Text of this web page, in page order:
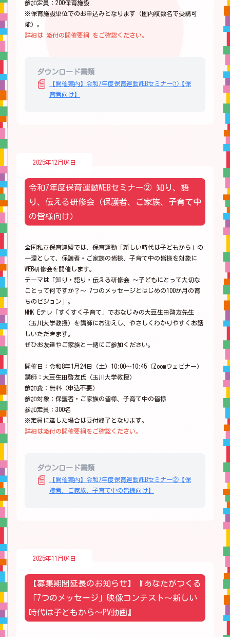
参加定員：200保育施設
※保育施設単位でのお申込みとなります（園内複数名で受講可
能）。
詳細は 添付の開催要綱 をご確認ください。
ダウンロード書類
【開催案内】令和7年度保育運動WEBセミナー①【保
育者向け】
2025年12月04日
令和7年度保育運動WEBセミナー② 知り、語
り、伝える研修会（保護者、ご家族、子育て中
の皆様向け）
全国私立保育連盟では、保育運動「新しい時代は子どもから」の
一環として、保護者・ご家族の皆様、子育て中の皆様を対象に
WEB研修会を開催します。
テーマは「知り・語り・伝える研修会 ～子どもにとって大切な
ことって何ですか？～ 7つのメッセージとはじめの100か月の育
ちのビジョン」。
NHK Eテレ「すくすく子育て」でおなじみの大豆生田啓友先生
（玉川大学教授）を講師にお迎えし、やさしくわかりやすくお話
しいただきます。
ぜひお友達やご家族と一緒にご参加ください。
開催日：令和8年1月24日（土）10:00～10:45（Zoomウェビナー）
講師：大豆生田啓友氏（玉川大学教授）
参加費：無料（申込不要）
参加対象：保護者・ご家族の皆様、子育て中の皆様
参加定員：300名
※定員に達した場合は受付終了となります。
詳細は添付の開催要綱をご確認ください。
ダウンロード書類
【開催案内】令和7年度保育運動WEBセミナー②【保
護者、ご家族、子育て中の皆様向け】
2025年11月04日
【募集期間延長のお知らせ】『あなたがつくる
「7つのメッセージ」映像コンテスト～新しい
時代は子どもから～PV動画』